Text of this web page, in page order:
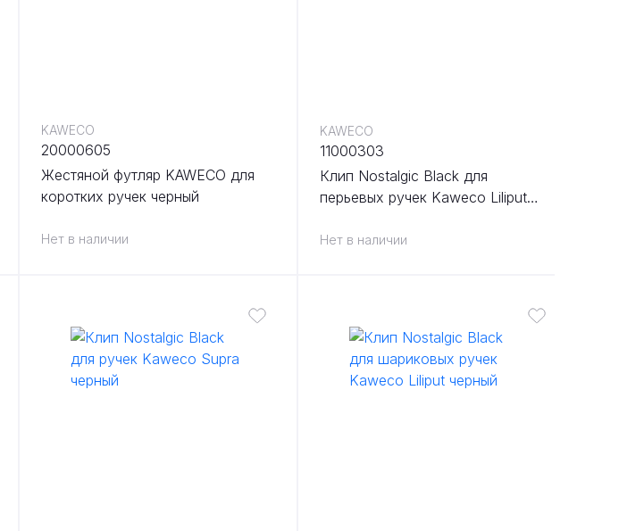
Нет в наличии
Жестяной футляр KAWECO для
коротких ручек черный
KAWECO
20000605
Нет в наличии
Клип Nostalgic Black для
перьевых ручек Kaweco Liliput
KAWECO
11000303